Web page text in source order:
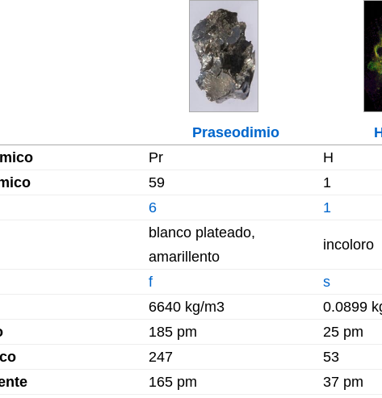
Praseodimio
Pr
H
59
1
6 1
blanco plateado,
amarillento
incoloro
f
s
6640 kg/m3
0.0899
185 pm
25 pm
247
53
165 pm
37 pm